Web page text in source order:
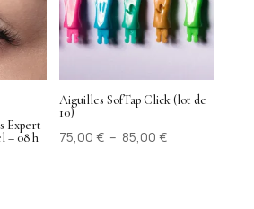
Expert
– 08 h
Aiguilles SofTap Click (lot de
10)
75,00€ – 85,00€Plage